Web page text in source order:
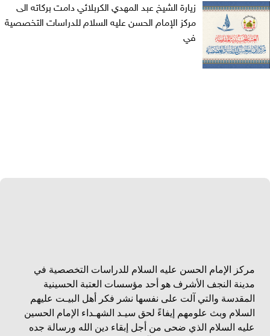
زيارة الشيخ عبد المهدي الكربلائي دامت بركاته الى
مركز الإمام الحسن عليه السلام للدراسات التخصصية
في
مركز الإمام الحسن عليه السلام للدراسات التخصصية في
مدينة النجف الأشرف هو أحد مؤسسات العتبة الحسينية
المقدسة والتي آلت على نفسها نشر فكر أهل البيـت عليهم
السلام وبث علومهم إيفاءً لحق سيـد الشهـداء الإمام الحسين
عليه السلام الذي ضحى من أجل إبقاء دين الله ورسالة جده